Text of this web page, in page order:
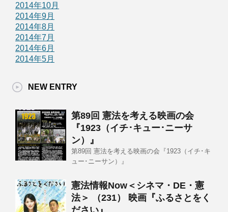
2014年10月
2014年9月
2014年8月
2014年7月
2014年6月
2014年5月
NEW ENTRY
第89回 憲法を考える映画の会
『1923（イチ･キュー･ニーサ
ン）』
第89回 憲法を考える映画の会『1923（イチ･キ
ュー･ニーサン）』
憲法情報Now＜シネマ・DE・憲
法＞ （231） 映画『ふるさとをく